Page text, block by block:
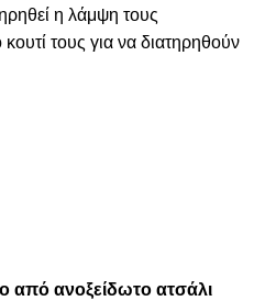
η λάμψη τους
τους για να διατηρηθούν
από ανοξείδωτο ατσάλι